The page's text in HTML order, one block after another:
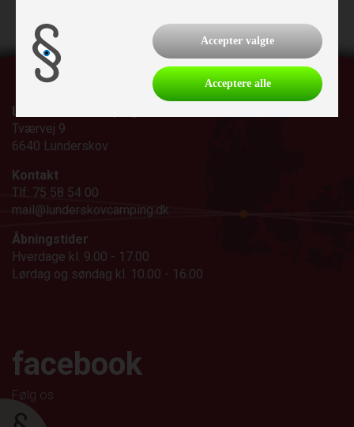
Lunderskov Camping A/S
Tværvej 9
6640 Lunderskov
Kontakt
Tlf: 75 58 54 00
mail@lunderskovcamping.dk
Åbningstider
Hverdage kl. 9.00 - 17.00
Lørdag og søndag kl. 10.00 - 16.00
facebook
Følg os
Accepter valgte
Acceptere alle